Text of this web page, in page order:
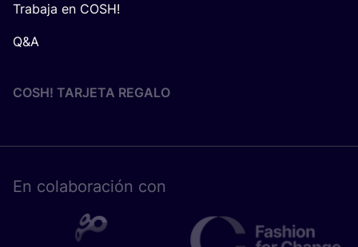
Trabaja en COSH!
Q&A
COSH! TARJETA REGALO
En cola­bo­ra­ción con